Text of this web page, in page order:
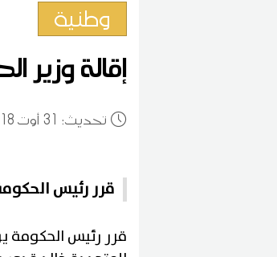
وطنية
إقالة
:تحديث 3108:48 2018 أوت
قرر رئيس
قرر رئيس الحكومة